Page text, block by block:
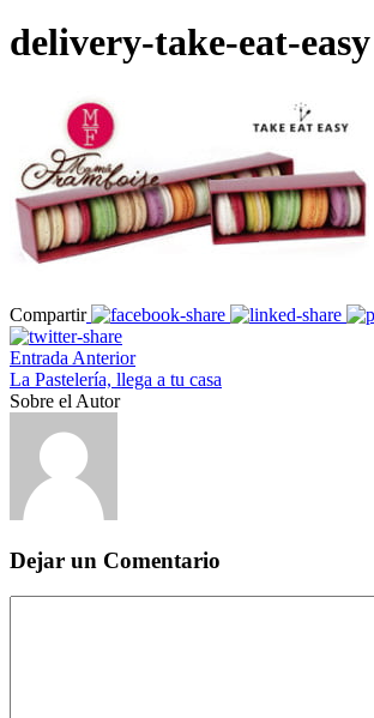
delivery-take-eat-easy
Compartir
Entrada Anterior
La Pastelería, llega a tu casa
Sobre el Autor
Dejar un Comentario